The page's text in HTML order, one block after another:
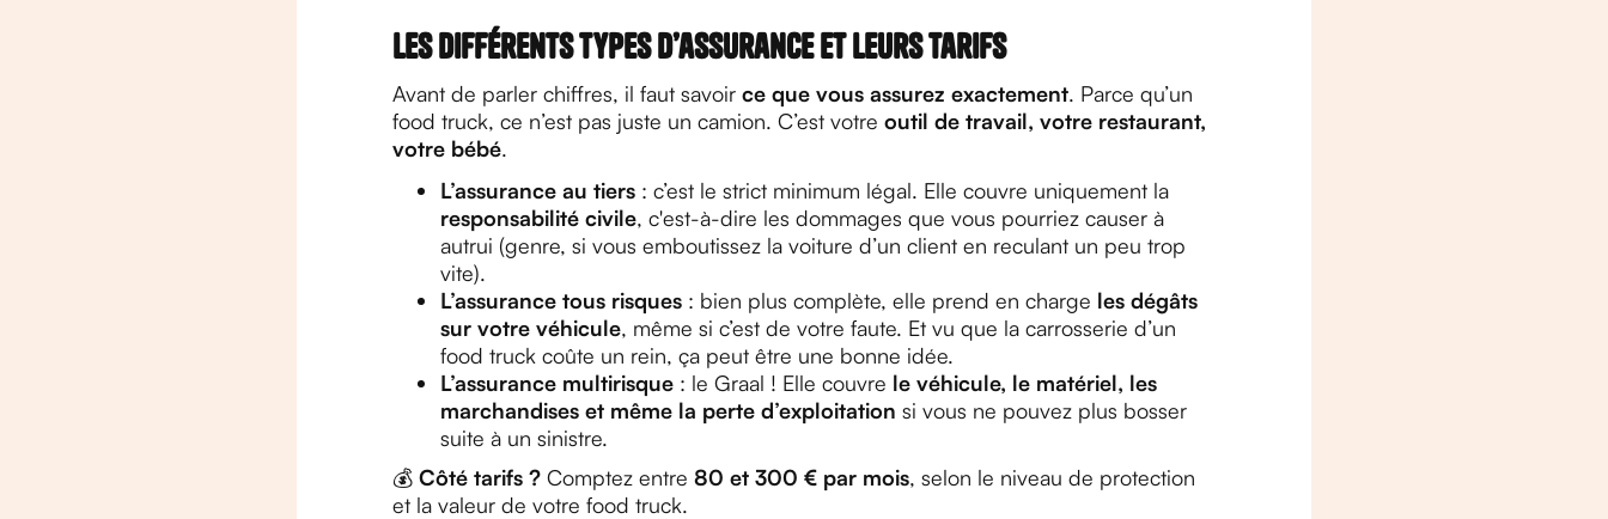
Les différents types d’assurance et leurs tarifs
Avant de parler chiffres, il faut savoir ce que vous assurez exactement. Parce qu’un
food truck, ce n’est pas juste un camion. C’est votre outil de travail, votre restaurant,
votre bébé.
L’assurance au tiers : c’est le strict minimum légal. Elle couvre uniquement la
responsabilité civile, c'est-à-dire les dommages que vous pourriez causer à
autrui (genre, si vous emboutissez la voiture d’un client en reculant un peu trop
vite).
L’assurance tous risques : bien plus complète, elle prend en charge les dégâts
sur votre véhicule, même si c’est de votre faute. Et vu que la carrosserie d’un
food truck coûte un rein, ça peut être une bonne idée.
L’assurance multirisque : le Graal ! Elle couvre le véhicule, le matériel, les
marchandises et même la perte d’exploitation si vous ne pouvez plus bosser
suite à un sinistre.
💰 Côté tarifs ? Comptez entre 80 et 300 € par mois, selon le niveau de protection
et la valeur de votre food truck.